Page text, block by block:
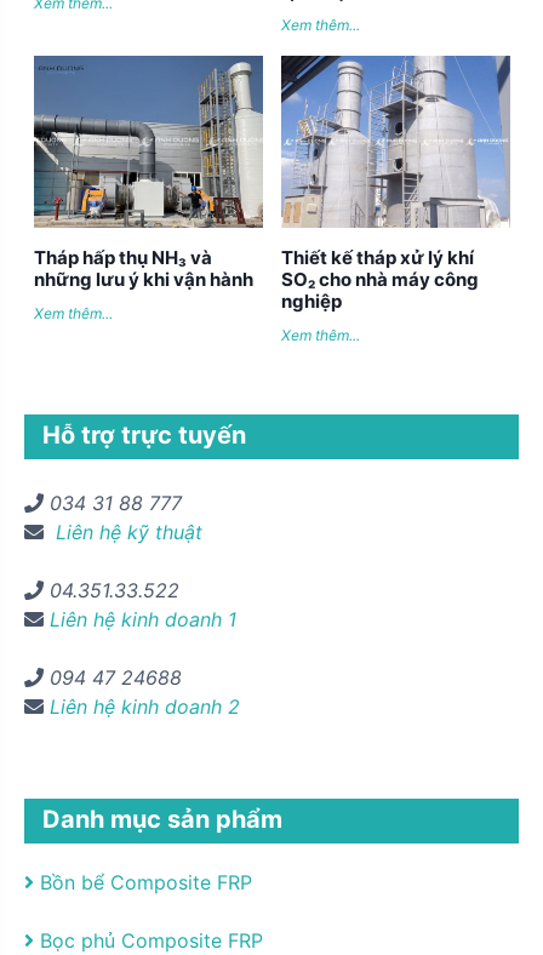
Xem thêm...
Tháp hấp thụ NH₃ và
những lưu ý khi vận hành
Xem thêm...
Thiết kế tháp xử lý khí
SO₂ cho nhà máy công
nghiệp
Xem thêm...
Hỗ trợ trực tuyến
034 31 88 777
Liên hệ kỹ thuật
04.351.33.522
Liên hệ kinh doanh 1
094 47 24688
Liên hệ kinh doanh 2
Danh mục sản phẩm
Bồn bể Composite FRP
Bọc phủ Composite FRP